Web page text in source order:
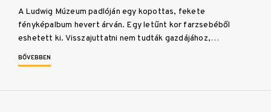
A Ludwig Múzeum padlóján egy kopottas, fekete
fényképalbum hevert árván. Egy letűnt kor farzsebéből
eshetett ki. Visszajuttatni nem tudták gazdájához,…
BŐVEBBEN